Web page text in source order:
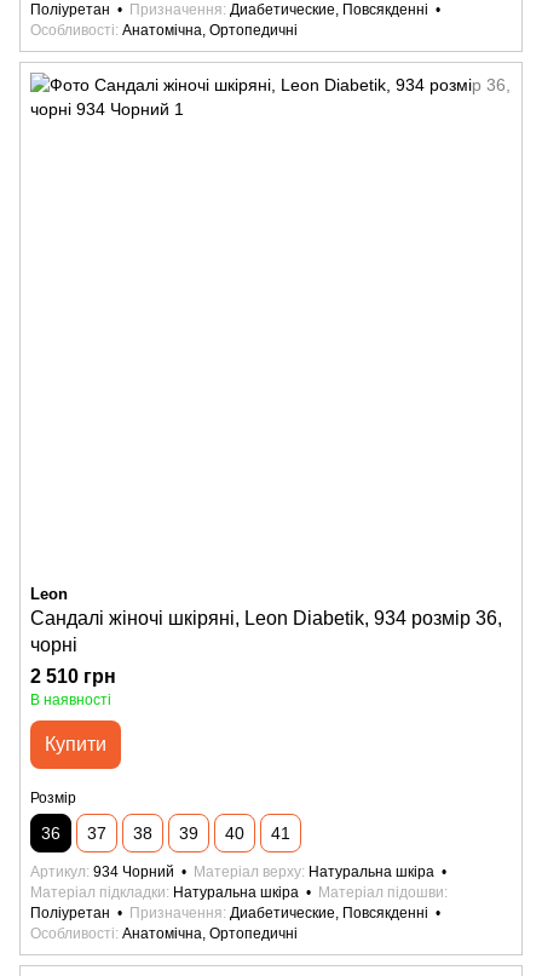
Поліуретан
Призначення Диабетические, Повсякденні
Особливості Анатомічна, Ортопедичні
Leon
Сандалі жіночі шкіряні, Leon Diabetik, 934 розмір 36,
чорні
2 510 грн
В наявності
Купити
Розмір
36 37 38 39 40 41
Артикул 934 Чорний Матеріал верху Натуральна шкіра
Матеріал підкладки
Натуральна шкіра
Матеріал підошви
Поліуретан
Призначення Диабетические, Повсякденні
Особливості Анатомічна, Ортопедичні